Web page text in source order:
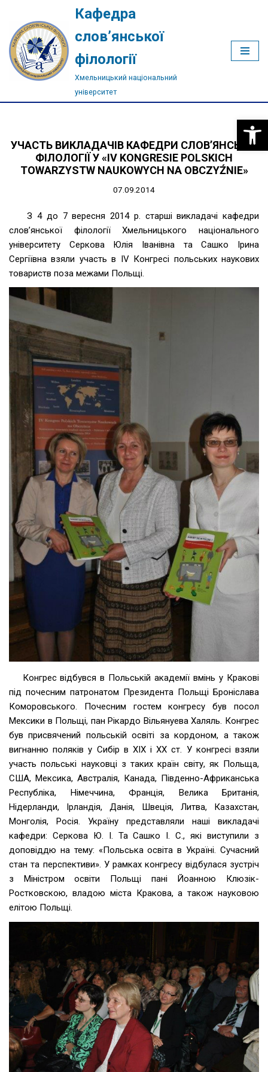
Перейти
до
вмісту
Кафедра
слов’янської
філології
Хмельницький національний
університет
УЧАСТЬ ВИКЛАДАЧІВ КАФЕДРИ СЛОВ’ЯНСЬКОЇ
ФІЛОЛОГІЇ У «IV KONGRESIE POLSKICH
TOWARZYSTW NAUKOWYCH NA OBCZYŹNIE»
07.09.2014
З 4 до 7 вересня 2014 р. старші викладачі кафедри
слов’янської філології Хмельницького національного
університету Серкова Юлія Іванівна та Сашко Ірина
Сергіївна взяли участь в IV Конгресі польських наукових
товариств поза межами Польщі.
Конгрес відбувся в Польській академії вмінь у Кракові
під почесним патронатом Президента Польщі Броніслава
Коморовського. Почесним гостем конгресу був посол
Мексики в Польщі, пан Рікардо Вільянуева Халяль. Конгрес
був присвячений польській освіті за кордоном, а також
вигнанню поляків у Сибір в ХІХ і ХХ ст. У конгресі взяли
участь польські науковці з таких країн світу, як Польща,
США, Мексика, Австралія, Канада, Південно-Африканська
Республіка, Німеччина, Франція, Велика Британія,
Нідерланди, Ірландія, Данія, Швеція, Литва, Казахстан,
Монголія, Росія. Україну представляли наші викладачі
кафедри: Серкова Ю. І. Та Сашко І. С., які виступили з
доповіддю на тему: «Польська освіта в Україні. Сучасний
стан та перспективи». У рамках конгресу відбулася зустріч
з Міністром освіти Польщі пані Йоанною Клюзік-
Ростковскою, владою міста Кракова, а також науковою
елітою Польщі.